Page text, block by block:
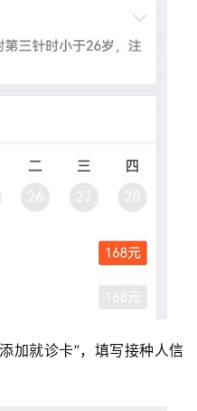
加就诊卡”，填写接种人信